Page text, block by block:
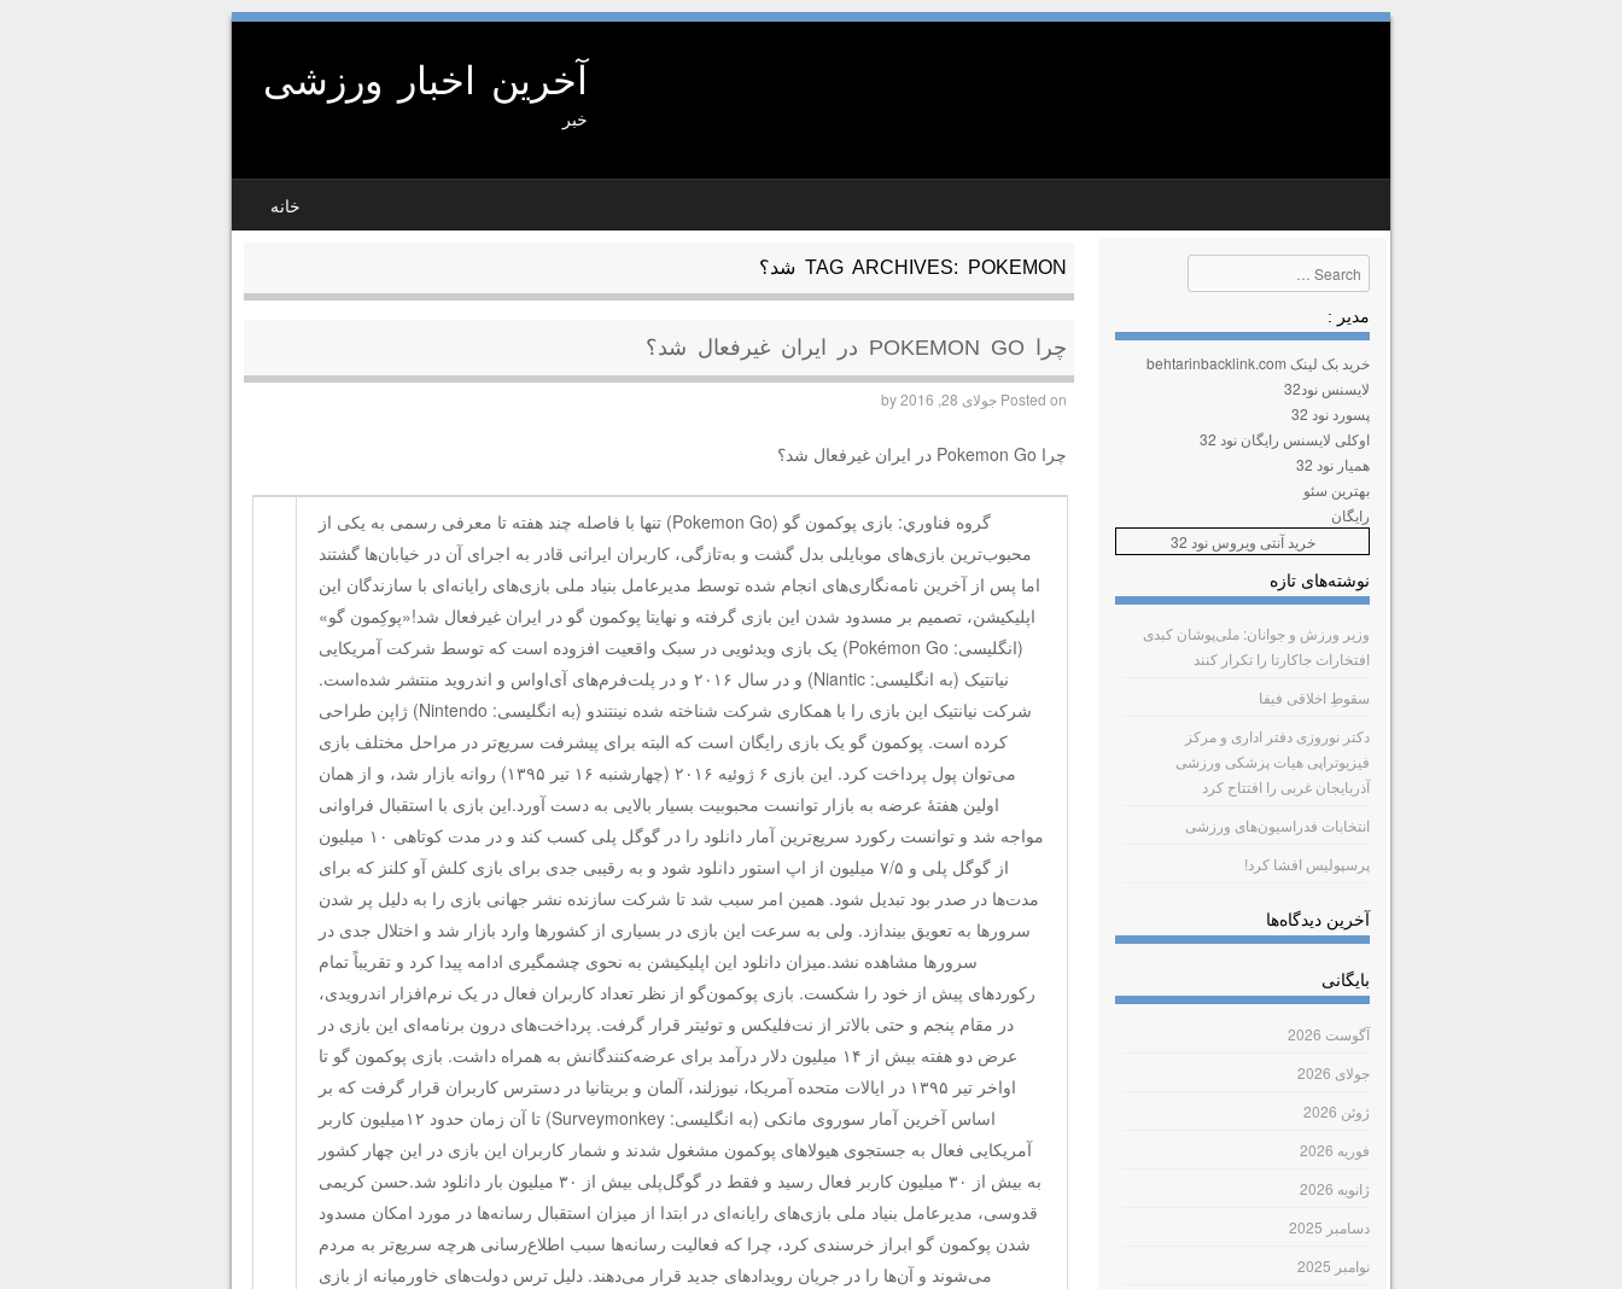
آخرین اخبار ورزشی
خبر
MENU
خانه
TAG ARCHIVES: POKEMON شد؟
چرا POKEMON GO در ایران غیرفعال شد؟
Posted on جولای 28, 2016 by
چرا Pokemon Go در ایران غیرفعال شد؟
گروه فناوري: بازی پوکمون گو (Pokemon Go) تنها با فاصله چند هفته تا معرفی رسمی به یکی از
محبوب‌ترین بازی‌های موبایلی بدل گشت و به‌تازگی، کاربران ایرانی قادر به اجرای آن در خیابان‌ها گشتند
اما پس از آخرین نامه‌نگاری‌های انجام شده توسط مدیرعامل بنیاد ملی بازی‌های رایانه‌ای با سازندگان این
اپلیکیشن، تصمیم بر مسدود شدن این بازی گرفته و نهایتا پوکمون گو در ایران غیرفعال شد!«پوکِمون گو»
(انگلیسی: Pokémon Go) یک بازی ویدئویی در سبک واقعیت افزوده است که توسط شرکت آمریکایی
نیانتیک (به انگلیسی: Niantic) و در سال ۲۰۱۶ و در پلت‌فرم‌های آی‌اواس و اندروید منتشر شده‌است.
شرکت نیانتیک این بازی را با همکاری شرکت شناخته شده نینتندو (به انگلیسی: Nintendo) ژاپن طراحی
کرده است. پوکمون گو یک بازی رایگان است که البته برای پیشرفت سریع‌تر در مراحل مختلف بازی
می‌توان پول پرداخت کرد. این بازی ۶ ژوئیه ۲۰۱۶ (چهارشنبه ۱۶ تیر ۱۳۹۵) روانه بازار شد، و از همان
اولین هفتهٔ عرضه به بازار توانست محبوبیت بسیار بالایی به دست آورد.این بازی با استقبال فراوانی
مواجه شد و توانست رکورد سریع‌ترین آمار دانلود را در گوگل پلی کسب کند و در مدت کوتاهی ۱۰ میلیون
از گوگل پلی و ۷/۵ میلیون از اپ استور دانلود شود و به رقیبی جدی برای بازی کلش آو کلنز که برای
مدت‌ها در صدر بود تبدیل شود. همین امر سبب شد تا شرکت سازنده نشر جهانی بازی را به دلیل پر شدن
سرورها به تعویق بیندازد. ولی به سرعت این بازی در بسیاری از کشورها وارد بازار شد و اختلال جدی در
سرورها مشاهده نشد.میزان دانلود این اپلیکیشن به نحوی چشمگیری ادامه پیدا کرد و تقریباً تمام
رکوردهای پیش از خود را شکست. بازی پوکمون‌گو از نظر تعداد کاربران فعال در یک نرم‌افزار اندرویدی،
در مقام پنجم و حتی بالاتر از نت‌فلیکس و توئیتر قرار گرفت. پرداخت‌های درون برنامه‌ای این بازی در
عرض دو هفته بیش از ۱۴ میلیون دلار درآمد برای عرضه‌کنندگانش به همراه داشت. بازی پوکمون گو تا
اواخر تیر ۱۳۹۵ در ایالات متحده آمریکا، نیوزلند، آلمان و بریتانیا در دسترس کاربران قرار گرفت که بر
اساس آخرین آمار سوروی مانکی (به انگلیسی: Surveymonkey) تا آن زمان حدود ۱۲میلیون کاربر
آمریکایی فعال به جستجوی هیولاهای پوکمون مشغول شدند و شمار کاربران این بازی در این چهار کشور
به بیش از ۳۰ میلیون کاربر فعال رسید و فقط در گوگل‌پلی بیش از ۳۰ میلیون بار دانلود شد.حسن کریمی
قدوسی، مدیرعامل بنیاد ملی بازی‌های رایانه‌ای در ابتدا از میزان استقبال رسانه‌ها در مورد امکان مسدود
شدن پوکمون گو ابراز خرسندی کرد، چرا که فعالیت رسانه‌‌ها سبب اطلاع‌رسانی هرچه سریع‌تر به مردم
می‌شوند و آن‌ها را در جریان رویدادهای جدید قرار می‌دهند. دلیل ترس دولت‌های خاورمیانه از بازی
Search
مدیر :
خرید بک لینک behtarinbacklink.com
لایسنس نود32
پسورد نود 32
اوکلی لایسنس رایگان نود 32
همیار نود 32
بهترین سئو
رایگان
خرید آنتی ویروس نود 32
نوشته‌های تازه
وزیر ورزش و جوانان: ملی‌پوشان کبدی
افتخارات جاکارتا را تکرار کنند
سقوطِ اخلاقی فیفا
دکتر نوروزی دفتر اداری و مرکز
فیزیوتراپی هیات پزشکی ورزشی
آذربایجان غربی را افتتاح کرد
انتخابات فدراسیون‌های ورزشی
پرسپولیس افشا کرد!
آخرین دیدگاه‌ها
بایگانی
آگوست 2026
جولای 2026
ژوئن 2026
فوریه 2026
ژانویه 2026
دسامبر 2025
نوامبر 2025